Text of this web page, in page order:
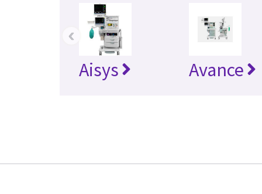
Aisys Avance
‹